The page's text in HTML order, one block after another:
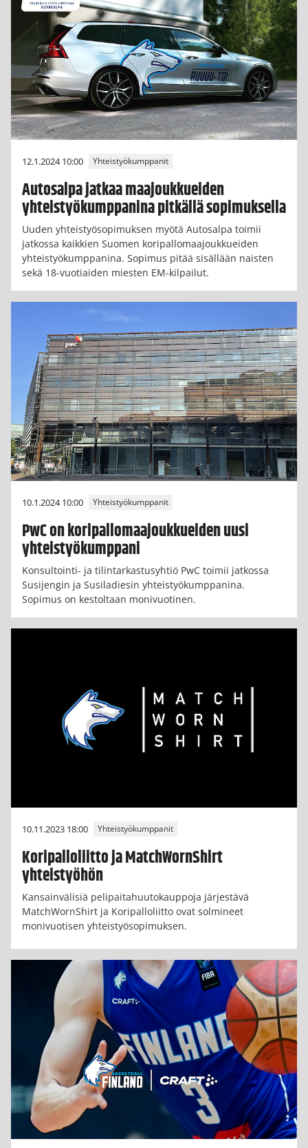
12.1.2024 10:00 Yhteistyökumppanit
Autosalpa jatkaa maajoukkueiden
yhteistyökumppanina pitkällä sopimuksella
Uuden yhteistyösopimuksen myötä Autosalpa toimii
jatkossa kaikkien Suomen koripallomaajoukkueiden
yhteistyökumppanina. Sopimus pitää sisällään naisten
sekä 18-vuotiaiden miesten EM-kilpailut.
10.1.2024 10:00 Yhteistyökumppanit
PwC on koripallomaajoukkueiden uusi
yhteistyökumppani
Konsultointi- ja tilintarkastusyhtiö PwC toimii jatkossa
Susijengin ja Susiladiesin yhteistyökumppanina.
Sopimus on kestoltaan monivuotinen.
10.11.2023 18:00 Yhteistyökumppanit
Koripalloliitto ja MatchWornShirt
yhteistyöhön
Kansainvälisiä pelipaitahuutokauppoja järjestävä
MatchWornShirt ja Koripalloliitto ovat solmineet
monivuotisen yhteistyösopimuksen.